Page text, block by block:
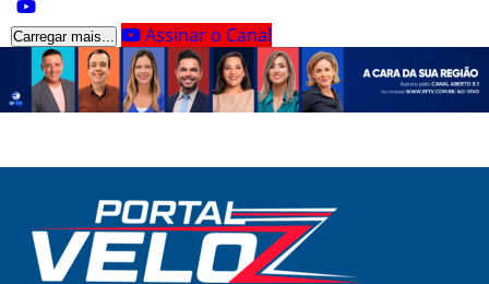
Carregar mais... Assinar o Canal